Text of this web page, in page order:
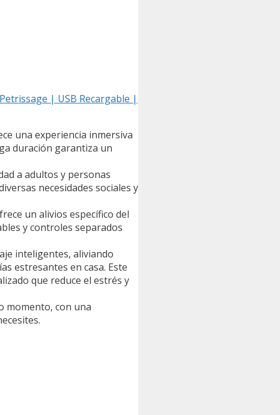
| USB Recargable |
una experiencia inmersiva
duración garantiza un
a adultos y personas
necesidades sociales y
un alivios específico del
y controles separados
inteligentes, aliviando
estresantes en casa. Este
que reduce el estrés y
momento, con una